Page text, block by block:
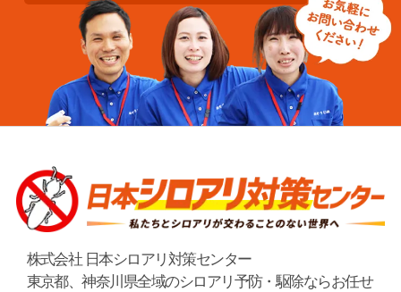
株式会社 日本シロアリ対策センター
東京都、神奈川県全域のシロアリ予防・駆除ならお任せ